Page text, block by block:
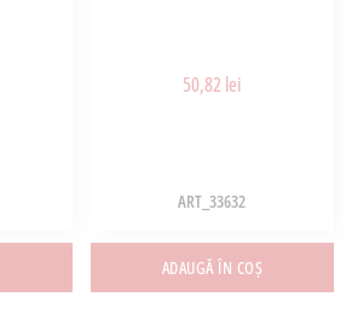
50,82 lei
ART_33632
ADAUGĂ ÎN COȘ